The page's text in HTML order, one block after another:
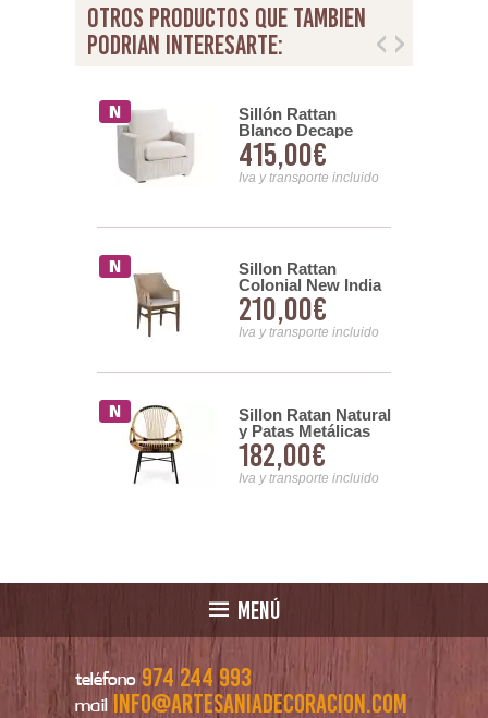
otros productos que tambien
podrian interesarte:
Sillón Rattan
Blanco Decape
Ursula
415,00€
Iva y transporte incluido
Sillon Rattan
Colonial New India
210,00€
Iva y transporte incluido
Sillon Ratan Natural
y Patas Metálicas
Serie Penelope
182,00€
Iva y transporte incluido
MENÚ
teléfono 974 244 993
mail info@artesaniadecoracion.com